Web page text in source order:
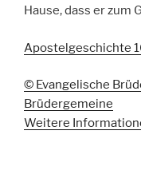
Hause, dass er zum
Apostelgeschichte
© Evangelische
Brüdergemeine
Weitere